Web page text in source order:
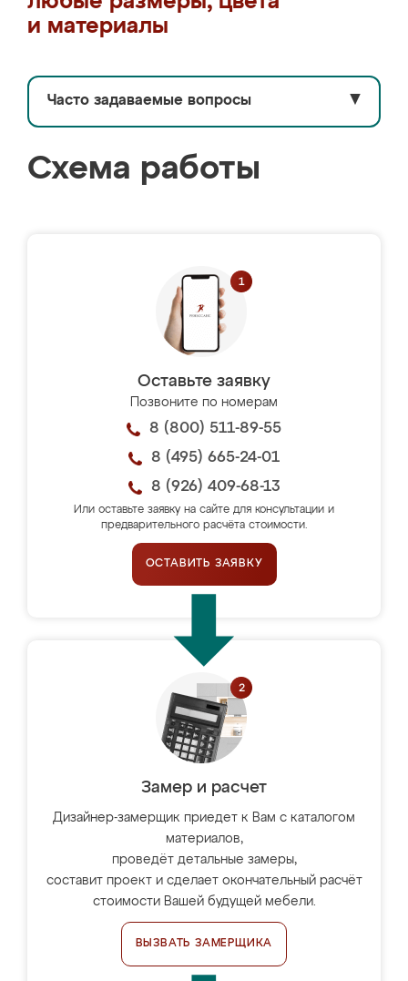
и материалы
Часто задаваемые вопросы ▼
Схема работы
Оставьте заявку
Позвоните по номерам
8 (800) 511-89-55
8 (495) 665-24-01
8 (926) 409-68-13
Или оставьте заявку на сайте для консультации и
предварительного расчёта стоимости.
ОСТАВИТЬ ЗАЯВКУ
Замер и расчет
Дизайнер-замерщик приедет к Вам с каталогом
материалов,
проведёт детальные замеры,
составит проект и сделает окончательный расчёт
стоимости Вашей будущей мебели.
ВЫЗВАТЬ ЗАМЕРЩИКА